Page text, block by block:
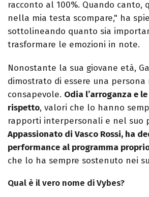
racconto al 100%. Quando canto,
nella mia testa scompare," ha
sottolineando quanto sia
trasformare le emozioni in note.
Nonostante la sua giovane età,
dimostrato di essere una persona
consapevole. Odia l’arroganza e
rispetto, valori che lo hanno
rapporti interpersonali e nel suo
Appassionato di Vasco Rossi, ha
performance al programma
che lo ha sempre sostenuto nei
Qual è il vero nome di Vybes?